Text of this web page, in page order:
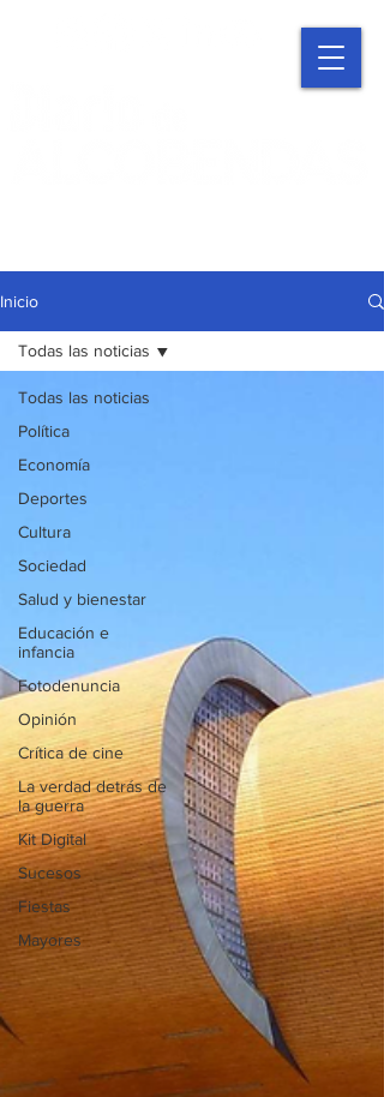
Inicio
Todas las noticias
Política
Economía
Deportes
Cultura
Sociedad
Salud y bienestar
Educación e
infancia
Fotodenuncia
Opinión
Crítica de cine
La verdad detrás de
la guerra
Kit Digital
Sucesos
Fiestas
Mayores
Todas las noticias